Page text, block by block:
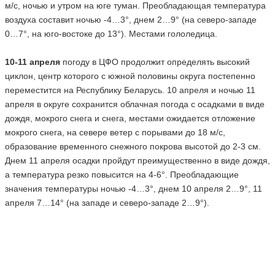
м/с, ночью и утром на юге туман. Преобладающая температура
воздуха составит ночью -4…3°, днем 2…9° (на северо-западе
0…7°, на юго-востоке до 13°). Местами гололедица.
10-11 апреляпогоду в ЦФО продолжит определять высокий
циклон, центр которого с южной половины округа постепенно
переместится на Республику Беларусь. 10 апреля и ночью 11
апреля в округе сохранится облачная погода с осадками в виде
дождя, мокрого снега и снега, местами ожидается отложение
мокрого снега, на севере ветер с порывами до 18 м/с,
образование временного снежного покрова высотой до 2-3 см.
Днем 11 апреля осадки пройдут преимущественно в виде дождя,
а температура резко повысится на 4-6°. Преобладающие
значения температуры ночью -4…3°, днем 10 апреля 2…9°, 11
апреля 7…14° (на западе и северо-западе 2…9°).